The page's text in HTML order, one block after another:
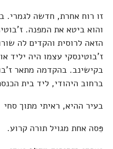
זו רוח אחרת, חדשה לגמרי.
והוא ביטא את המפנה.
הזאה לרוסית והקדים לה
ז'בוטינסקי עצמו היה יליד
בקישינב. בהקדמה מתאר
ברחוב היהודי, ליד בית
בעיר ההיא, ראיתי מתוך סחי
פִּסה אחת מגויל תורה קרוע.